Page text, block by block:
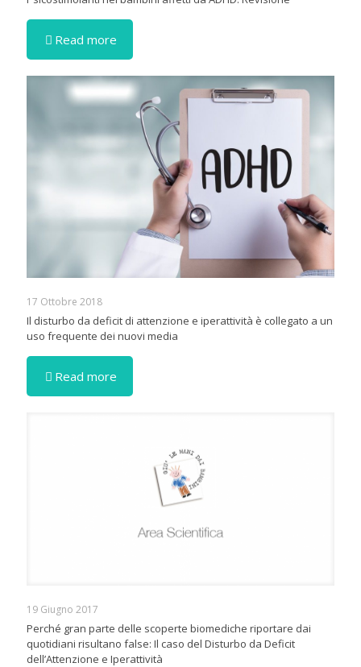
Read more
17 Ottobre 2018
Il disturbo da deficit di attenzione e iperattività è collegato a un
uso frequente dei nuovi media
Read more
19 Giugno 2017
Perché gran parte delle scoperte biomediche riportare dai
quotidiani risultano false: Il caso del Disturbo da Deficit
dell’Attenzione e Iperattività